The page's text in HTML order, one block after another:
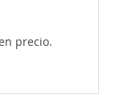
precio.